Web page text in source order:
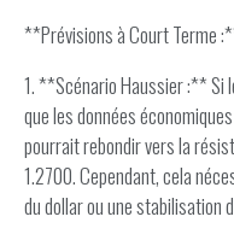
**Prévisions à Court Terme
1. **Scénario Haussier :**
que les données
pourrait rebondir vers la
1.2700. Cependant, cela
du dollar ou une stabilisation